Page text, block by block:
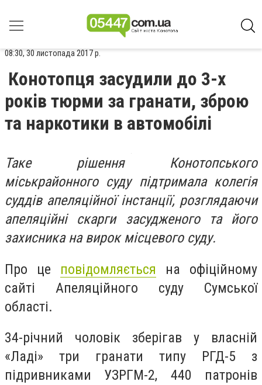
08:30, 30 листопада 2017 р.
Конотопця засудили до 3-х
років тюрми за гранати, зброю
та наркотики в автомобілі
Таке рішення Конотопського
міськрайонного суду підтримала колегія
суддів апеляційної інстанції, розглядаючи
апеляційні скарги засудженого та його
захисника на вирок місцевого суду.
Про це повідомляється на офіційному
сайті Апеляційного суду Сумської
області.
34-річний чоловік зберігав у власній
«Ладі» три гранати типу РГД-5 з
підривниками УЗРГМ-2, 440 патронів